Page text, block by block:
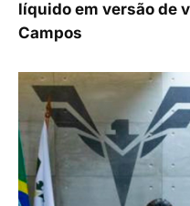
líquido em versão de
Campos